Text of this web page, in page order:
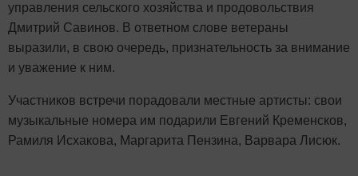
управления сельского хозяйства и продовольствия
Дмитрий Савинов. В ответном слове ветераны
выразили, в свою очередь, признательность за внимание
и уважение к ним.
Участников встречи порадовали местные артисты: свои
музыкальные номера им подарили Евгений Кременсков,
Рамиля Исхакова, Маргарита Пензина, Варвара Лисюк.